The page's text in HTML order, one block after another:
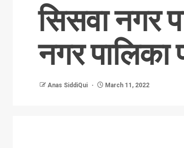
सिसवा नगर
नगर पालिका
Anas SiddiQui March 11, 2022